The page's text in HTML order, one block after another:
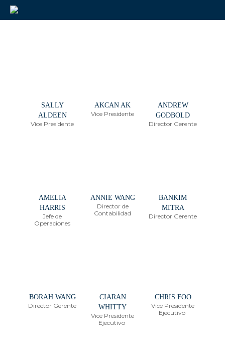
SALLY
ALDEEN
Vice Presidente
AKCAN AK
Vice Presidente
ANDREW
GODBOLD
Director Gerente
AMELIA
HARRIS
Jefe de
Operaciones
ANNIE WANG
Director de
Contabilidad
BANKIM
MITRA
Director Gerente
BORAH WANG
Director Gerente
CIARAN
WHITTY
Vice Presidente
Ejecutivo
CHRIS FOO
Vice Presidente
Ejecutivo